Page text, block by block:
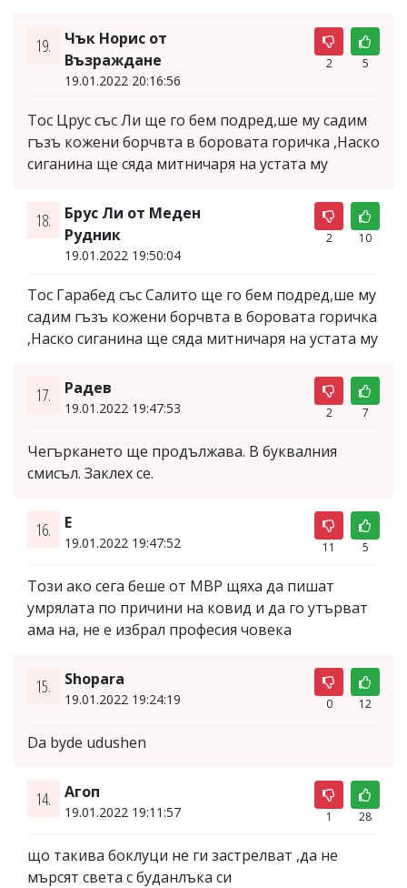
19.
Чък Норис от
Възраждане
19.01.2022 20:16:56
2 5
Тос Црус със Ли ще го бем подред,ше му садим
гъзъ кожени борчвта в боровата горичка ,Наско
сиганина ще сяда митничаря на устата му
18.
Брус Ли от Меден
Рудник
19.01.2022 19:50:04
2 10
Тос Гарабед със Салито ще го бем подред,ше му
садим гъзъ кожени борчвта в боровата горичка
,Наско сиганина ще сяда митничаря на устата му
17. Радев
19.01.2022 19:47:53 2 7
Чегъркането ще продължава. В буквалния
смисъл. Заклех се.
16. E
19.01.2022 19:47:52 11 5
Този ако сега беше от МВР щяха да пишат
умрялата по причини на ковид и да го утърват
ама на, не е избрал професия човека
15. Shopara
19.01.2022 19:24:19 0 12
Da byde udushen
14. Агоп
19.01.2022 19:11:57 1 28
що такива боклуци не ги застрелват ,да не
мърсят света с буданлъка си